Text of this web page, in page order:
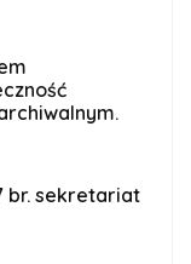
br. sekretariat